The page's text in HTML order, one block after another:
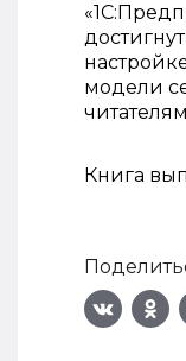
модели
Книга